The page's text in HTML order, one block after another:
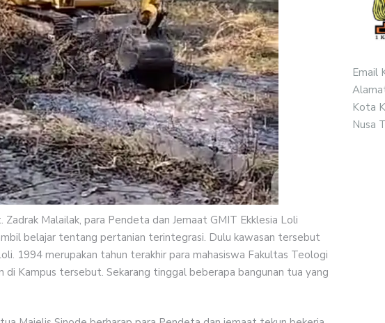
Malailak, para Pendeta dan Jemaat GMIT Ekklesia Loli
belajar tentang pertanian terintegrasi. Dulu kawasan tersebut
1994 merupakan tahun terakhir para mahasiswa Fakultas Teologi
di Kampus tersebut. Sekarang tinggal beberapa bangunan tua yang
Email
Kota
Nusa